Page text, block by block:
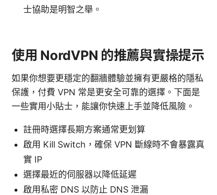
士協助是明智之舉。
使用 NordVPN 的推薦與實操提示
如果你想要更穩定的翻牆體驗並擁有更嚴格的隱私
保護，付費 VPN 常是更安全可靠的選擇。下面是
一些實用小貼士，能讓你快速上手並降低風險。
註冊時選擇長期方案通常更划算
啟用 Kill Switch，確保 VPN 斷線時不會暴露真
實 IP
選擇最近的伺服器以降低延遲
啟用私密 DNS 以防止 DNS 泄漏